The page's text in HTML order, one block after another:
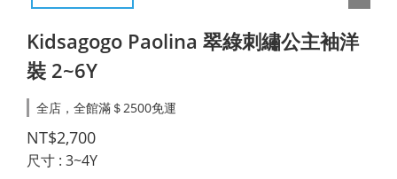
Kidsagogo Paolina 翠綠刺繡公主袖洋
裝 2~6Y
全店，全館滿＄2500免運
NT$2,700
尺寸 : 3~4Y